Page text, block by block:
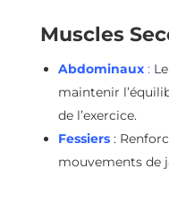
Muscles
Abdominaux:
maintenir
de l’exercice.
Fessiers:
mouvements de